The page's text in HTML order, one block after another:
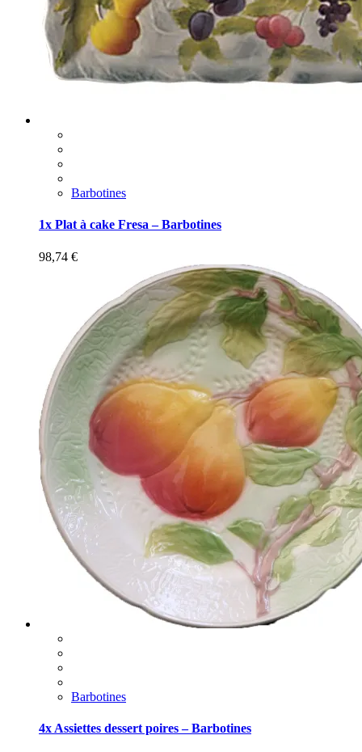
Barbotines
1x Plat à cake Fresa – Barbotines
98,74 €
Barbotines
4x Assiettes dessert poires – Barbotines